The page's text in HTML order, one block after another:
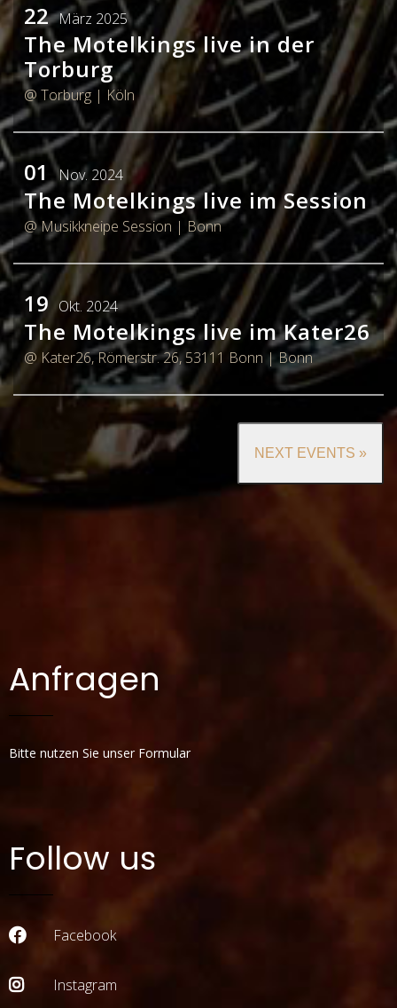
PRESSKIT
KONTAKT
DATENSCHUTZERKLÄRUNG
IMPRESSUM
22 März 2025
The Motelkings live in der
Torburg
@ Torburg | Köln
01 Nov. 2024
The Motelkings live im Session
@ Musikkneipe Session | Bonn
19 Okt. 2024
The Motelkings live im Kater26
@ Kater26, Römerstr. 26, 53111 Bonn | Bonn
NEXT EVENTS
Anfragen
Bitte nutzen Sie unser Formular
Follow us
Facebook
Instagram